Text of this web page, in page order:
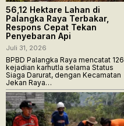
56,12 Hektare Lahan di
Palangka Raya Terbakar,
Respons Cepat Tekan
Penyebaran Api
Juli 31, 2026
BPBD Palangka Raya mencatat 126
kejadian karhutla selama Status
Siaga Darurat, dengan Kecamatan
Jekan Raya…